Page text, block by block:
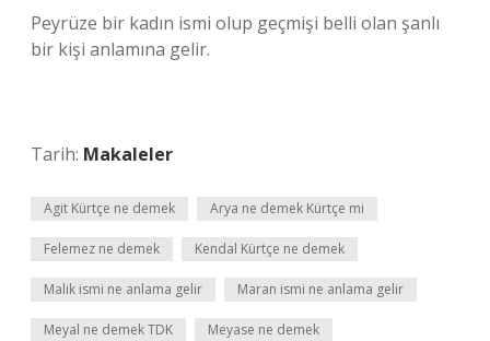
Peyrüze bir kadın ismi olup geçmişi belli olan şanlı
bir kişi anlamına gelir.
Tarih: Makaleler
Agit Kürtçe ne demek Arya ne demek Kürtçe mi
Felemez ne demek Kendal Kürtçe ne demek
Malik ismi ne anlama gelir Maran ismi ne anlama gelir
Meyal ne demek TDK Meyase ne demek